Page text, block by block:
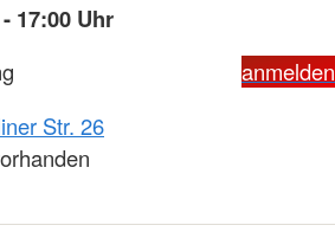
17:00 Uhr
anmelden
Str. 26